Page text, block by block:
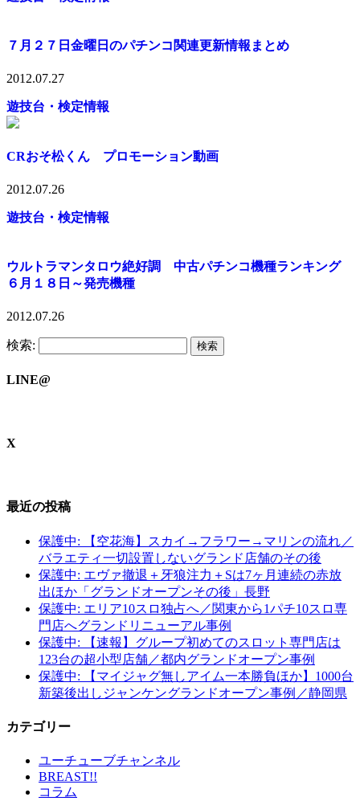
７月２７日金曜日のパチンコ関連更新情報まとめ
2012.07.27
遊技台・検定情報
CRおそ松くん プロモーション動画
2012.07.26
遊技台・検定情報
ウルトラマンタロウ絶好調 中古パチンコ機種ランキング
６月１８日～発売機種
2012.07.26
検索:
LINE@
X
最近の投稿
保護中: 【空花海】スカイ→フラワー→マリンの流れ／
バラエティ一切設置しないグランド店舗のその後
保護中: エヴァ撤退＋牙狼注力＋Sは7ヶ月連続の赤放
出ほか「グランドオープンその後」長野
保護中: エリア10スロ独占へ／関東から1パチ10スロ専
門店へグランドリニューアル事例
保護中: 【速報】グループ初めてのスロット専門店は
123台の超小型店舗／都内グランドオープン事例
保護中: 【マイジャグ無しアイム一本勝負ほか】1000台
新築後出しジャンケングランドオープン事例／静岡県
カテゴリー
ユーチューブチャンネル
BREAST!!
コラム